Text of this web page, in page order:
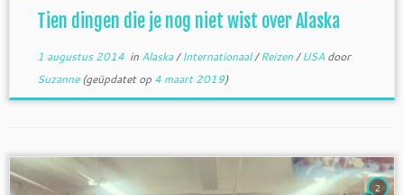
Tien dingen die je nog niet wist over Alaska
1 augustus 2014in Alaska/Internationaal/Reizen/USA door
Suzanne(geüpdatet op 4 maart 2019)
2